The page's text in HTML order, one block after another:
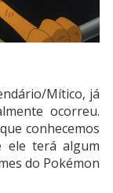
Mítico, já
ocorreu.
conhecemos
ele terá algum
do Pokémon